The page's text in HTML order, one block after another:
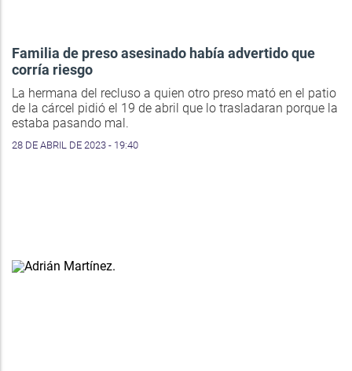
Familia de preso asesinado había advertido que
corría riesgo
La hermana del recluso a quien otro preso mató en el patio
de la cárcel pidió el 19 de abril que lo trasladaran porque la
estaba pasando mal.
28 DE ABRIL DE 2023 - 19:40